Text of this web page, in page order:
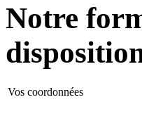
Notre
Vos coordonnées